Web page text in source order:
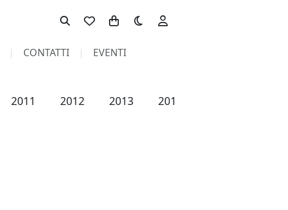
Toggle theme
CONTATTI EVENTI
2011 2012 2013 2014